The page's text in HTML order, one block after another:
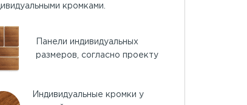
кромками.
Панели индивидуальных
размеров, согласно проекту
Индивидуальные кромки у